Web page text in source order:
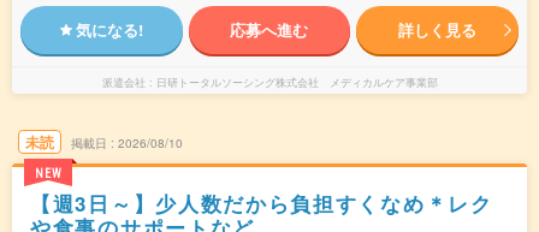
気になる! 応募へ進む 詳しく見る
派遣会社 日研トータルソーシング株式会社 メディカルケア事業部
未読
NEW
掲載日 2026/08/10
【週3日～】少人数だから負担すくなめ＊レク